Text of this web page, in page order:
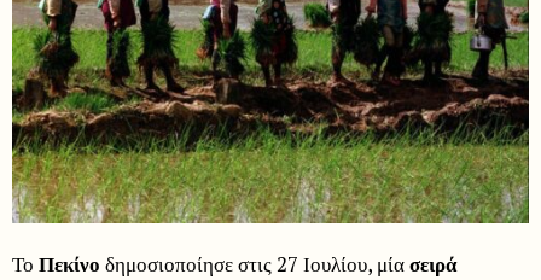
Το Πεκίνο δημοσιοποίησε στις 27 Ιουλίου, μίασειρά